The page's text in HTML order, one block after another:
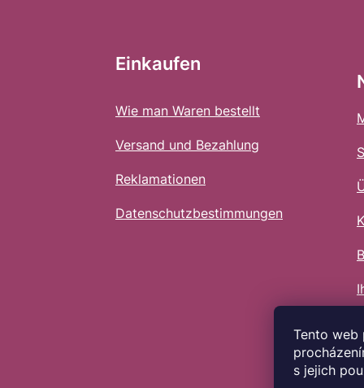
Tento web
s jejich
Einkaufen
Wie man Waren bestellt
Versand und Bezahlung
Reklamationen
Datenschutzbestimmungen